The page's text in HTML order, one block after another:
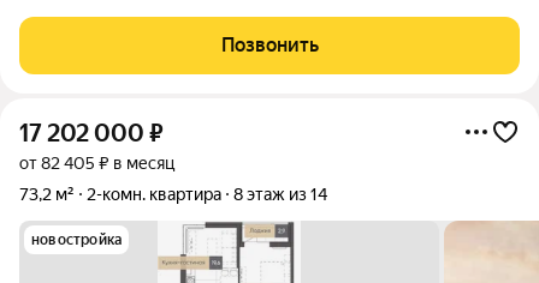
Позвонить
17 202 000 ₽
от 82 405 ₽ в месяц
73,2 м²
2-комн. квартира 8 этаж из 14
новостройка